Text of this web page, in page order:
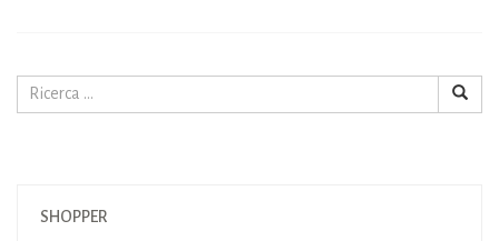
Toggle
SHOPPER